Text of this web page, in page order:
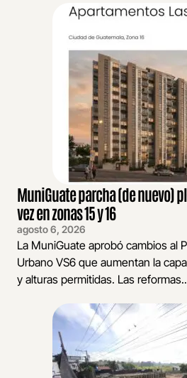
MuniGuate parcha (de nuevo)
vez en zonas 15 y 16
agosto 6, 2026
La MuniGuate aprobó cambios al
Urbano VS6 que aumentan la
y alturas permitidas. Las